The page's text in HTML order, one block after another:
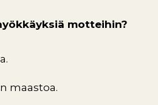
motteihin?
maastoa.